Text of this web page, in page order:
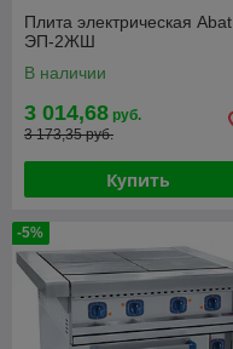
Плита электрическая Abat
ЭП-2ЖШ
В наличии
3 014,68 руб.
3 173,35 руб.
Купить
-5%